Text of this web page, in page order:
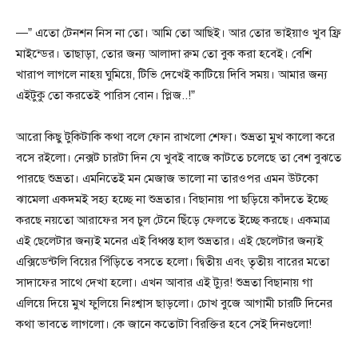
—” এতো টেনশন নিস না তো। আমি তো আছিই। আর তোর ভাইয়াও খুব ফ্রি
মাইন্ডের। তাছাড়া, তোর জন্য আলাদা রুম তো বুক করা হবেই। বেশি
খারাপ লাগলে নাহয় ঘুমিয়ে, টিভি দেখেই কাটিয়ে দিবি সময়। আমার জন্য
এইটুকু তো করতেই পারিস বোন। প্লিজ..!”
আরো কিছু টুকিটাকি কথা বলে ফোন রাখলো শেফা। শুভ্রতা মুখ কালো করে
বসে রইলো। নেক্সট চারটা দিন যে খুবই বাজে কাটতে চলেছে তা বেশ বুঝতে
পারছে শুভ্রতা। এমনিতেই মন মেজাজ ভালো না তারওপর এমন উটকো
ঝামেলা একদমই সহ্য হচ্ছে না শুভ্রতার। বিছানায় পা ছড়িয়ে কাঁদতে ইচ্ছে
করছে নয়তো আরাফের সব চুল টেনে ছিঁড়ে ফেলতে ইচ্ছে করছে। একমাত্র
এই ছেলেটার জন্যই মনের এই বিধ্বস্ত হাল শুভ্রতার। এই ছেলেটার জন্যই
এক্সিডেন্টলি বিয়ের পিঁড়িতে বসতে হলো। দ্বিতীয় এবং তৃতীয় বারের মতো
সাদাফের সাথে দেখা হলো। এখন আবার এই ট্যুর! শুভ্রতা বিছানায় গা
এলিয়ে দিয়ে মুখ ফুলিয়ে নিঃশ্বাস ছাড়লো। চোখ বুজে আগামী চারটি দিনের
কথা ভাবতে লাগলো। কে জানে কতোটা বিরক্তির হবে সেই দিনগুলো!